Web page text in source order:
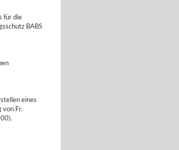
für die
BABS
eines
von Fr.